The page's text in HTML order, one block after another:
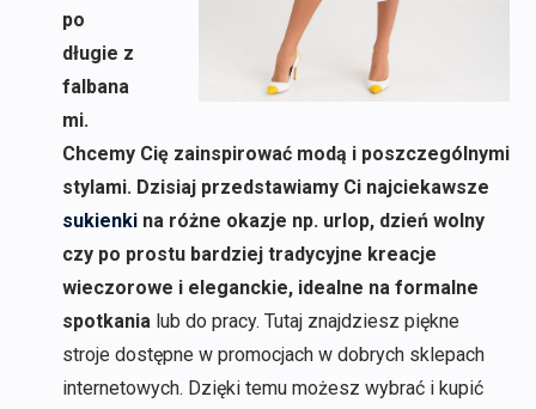
po
długie z
falbana
mi.
Chcemy Cię zainspirować modą i poszczególnymi
stylami. Dzisiaj przedstawiamy Ci najciekawsze
sukienkina różne okazje np. urlop, dzień wolny
czy po prostu bardziej tradycyjne kreacje
wieczorowe i eleganckie, idealne na formalne
spotkanialub do pracy. Tutaj znajdziesz piękne
stroje dostępne w promocjach w dobrych sklepach
internetowych. Dzięki temu możesz wybrać i kupić